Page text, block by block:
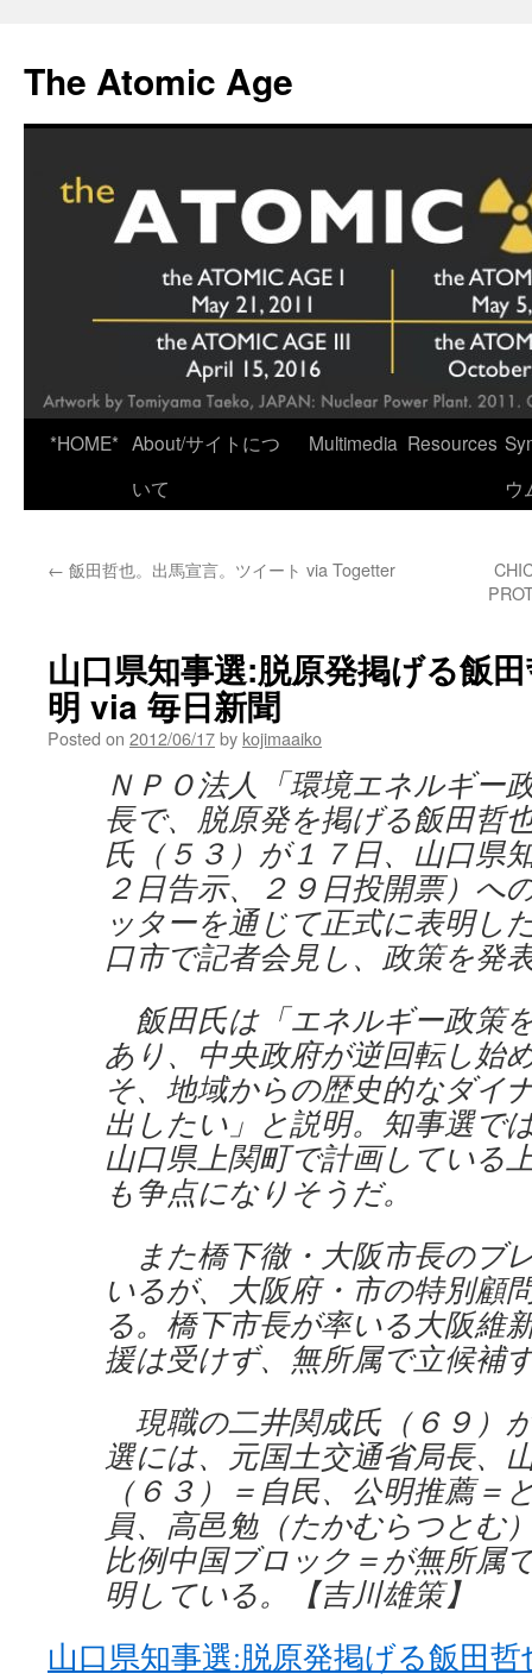
content
The Atomic Age
*HOME* About/サイトにつ
いて
Multimedia Resources
ウ
← 飯田哲也。出馬宣言。ツイート via Togetter
山口県知事選:脱原発掲げる飯
明 via 毎日新聞
Posted on 2012/06/17by kojimaaiko
ＮＰＯ法人「環境エネルギー
長で、脱原発を掲げる飯田哲
氏（５３）が１７日、山口県
２日告示、２９日投開票）へ
ッターを通じて正式に表明し
口市で記者会見し、政策を発
飯田氏は「エネルギー政策
あり、中央政府が逆回転し始
そ、地域からの歴史的なダイ
出したい」と説明。知事選で
山口県上関町で計画している
も争点になりそうだ。
また橋下徹・大阪市長のブ
いるが、大阪府・市の特別顧
る。橋下市長が率いる大阪維
援は受けず、無所属で立候補
現職の二井関成氏（６９）
選には、元国土交通省局長、
（６３）＝自民、公明推薦＝
員、高邑勉（たかむらつとむ
比例中国ブロック＝が無所属
明している。【吉川雄策】
山口県知事選:脱原発掲げる飯田